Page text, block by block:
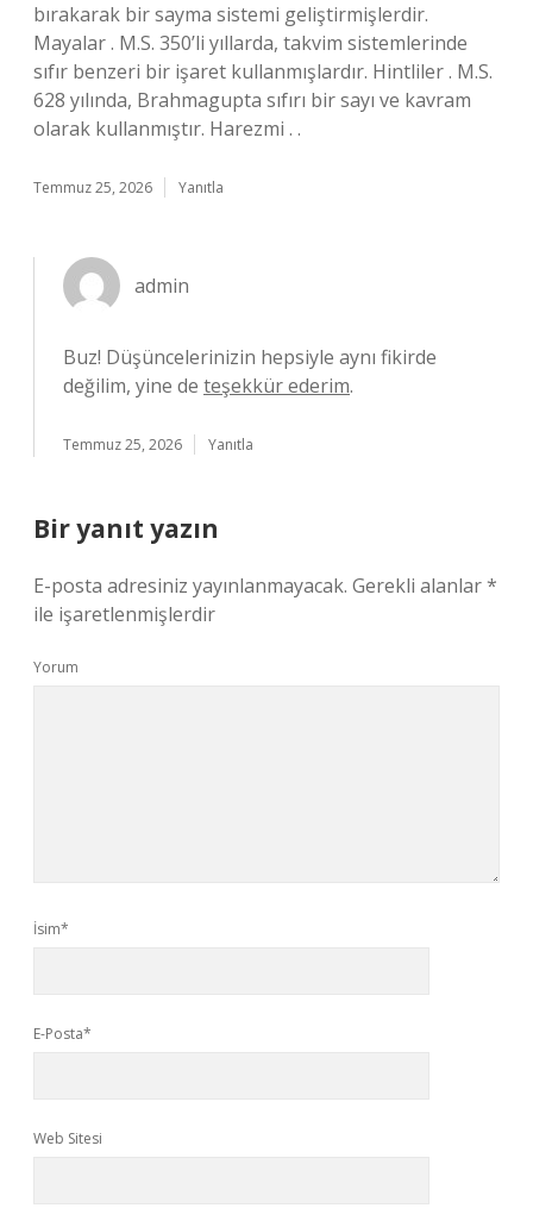
bırakarak bir sayma sistemi geliştirmişlerdir.
Mayalar . M.S. 350’li yıllarda, takvim sistemlerinde
sıfır benzeri bir işaret kullanmışlardır. Hintliler . M.S.
628 yılında, Brahmagupta sıfırı bir sayı ve kavram
olarak kullanmıştır. Harezmi . .
Temmuz 25, 2026 Yanıtla
admin
Buz! Düşüncelerinizin hepsiyle aynı fikirde
değilim, yine de teşekkür ederim.
Temmuz 25, 2026 Yanıtla
Bir yanıt yazın
E-posta adresiniz yayınlanmayacak. Gerekli alanlar*
ile işaretlenmişlerdir
Yorum
İsim*
E-Posta*
Web Sitesi